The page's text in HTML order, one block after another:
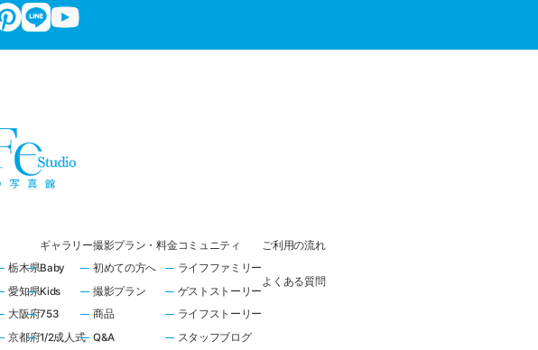
栃木県
愛知県
大阪府
京都府
ギャラリー
Baby
Kids
753
1/2成人式
撮影プラン・料金
初めての方へ
撮影プラン
商品
Q&A
コミュニティ
ライフファミリー
ゲストストーリー
ライフストーリー
スタッフブログ
ご利用の流れ
よくある質問